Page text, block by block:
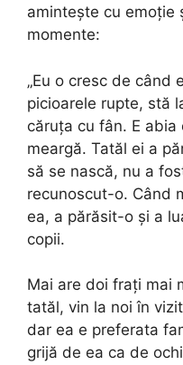
amintește cu emoție
momente:
„Eu o cresc de când
picioarele rupte, stă
căruța cu fân. E
meargă. Tatăl ei a
să se nască, nu a
recunoscut-o. Când
ea, a părăsit-o și a
copii.
Mai are doi frați mai
tatăl, vin la noi în
dar ea e preferata
grijă de ea ca de